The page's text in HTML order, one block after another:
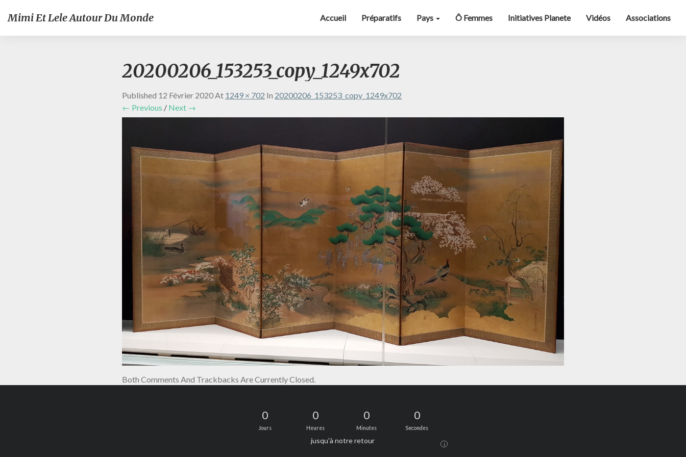
Mimi Et Lele Autour Du Monde Accueil Préparatifs Pays Ô Femmes Initiatives Planete Vidéos Associations
20200206_153253_copy_1249x702
Published 12 Février 2020At 1249 × 702 In 20200206_153253_copy_1249x702
← Previous / Next →
Both Comments And Trackbacks Are Currently Closed.
0
Jours
0
Heures
0
Minutes
0
Secondes
jusqu'à notre retour i